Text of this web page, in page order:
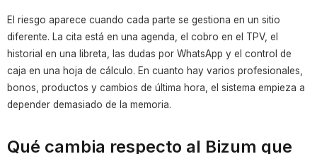
El riesgo aparece cuando cada parte se gestiona en un sitio
diferente. La cita está en una agenda, el cobro en el TPV, el
historial en una libreta, las dudas por WhatsApp y el control de
caja en una hoja de cálculo. En cuanto hay varios profesionales,
bonos, productos y cambios de última hora, el sistema empieza a
depender demasiado de la memoria.
Qué cambia respecto al Bizum que